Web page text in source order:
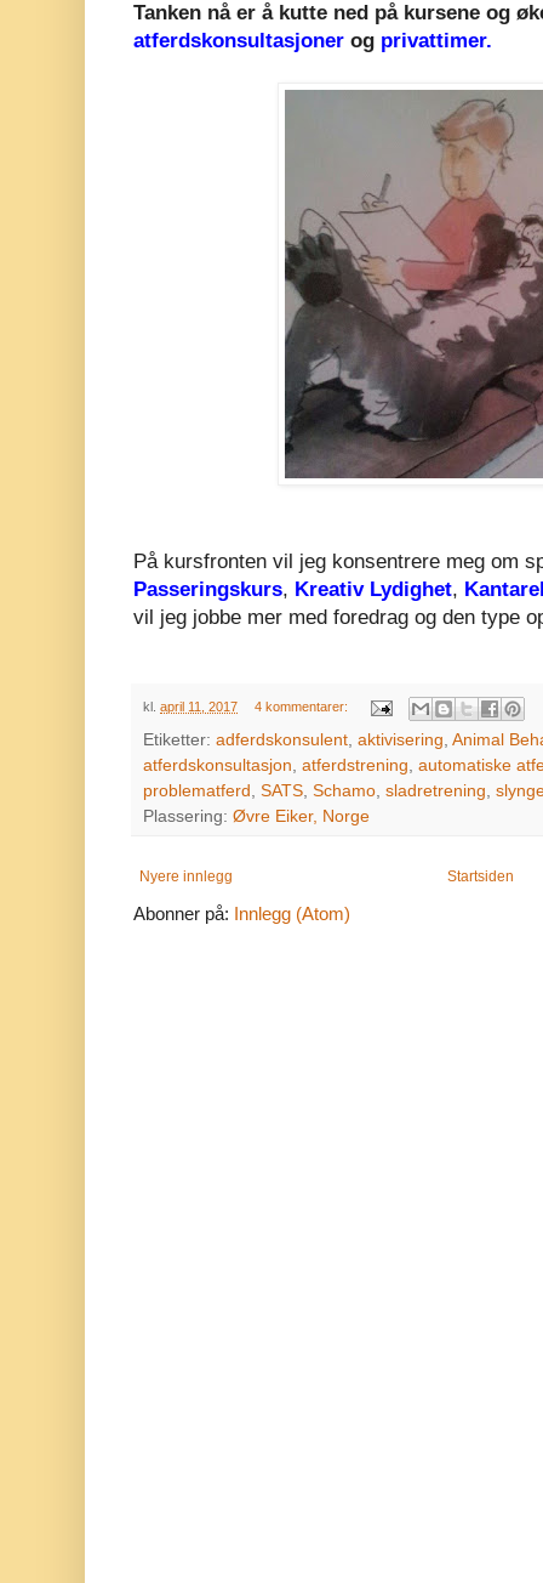
Tanken nå er å kutte ned på kursene og
atferdskonsultasjoner og privattimer.
På kursfronten vil jeg konsentrere meg om
Passeringskurs, Kreativ Lydighet,
vil jeg jobbe mer med foredrag og den type
kl. april 11, 2017 4 kommentarer:
Etiketter: adferdskonsulent aktivisering Animal
atferdskonsultasjon atferdstrening automatiske
problematferd SATS Schamo sladretrening
Plassering: Øvre Eiker, Norge
Nyere innlegg Startsiden
Abonner på: Innlegg (Atom)